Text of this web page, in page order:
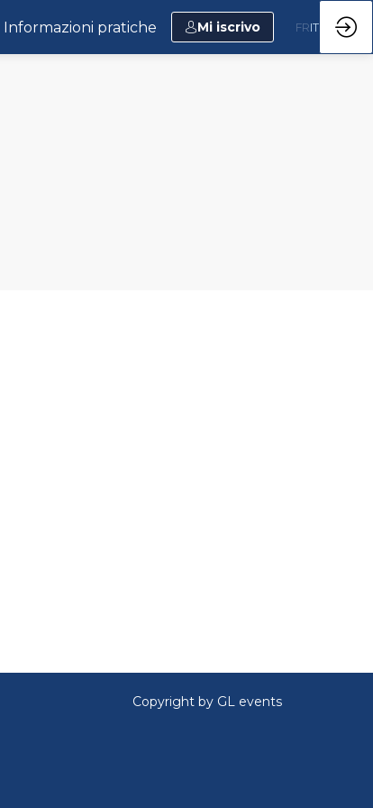
Informazioni pratiche Mi iscrivo FRIT
Copyright by GL events